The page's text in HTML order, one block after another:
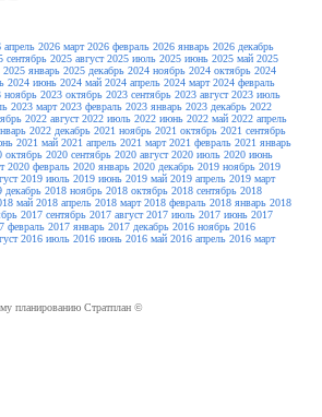
апрель 2026 март 2026 февраль 2026 январь 2026 декабрь
сентябрь 2025 август 2025 июль 2025 июнь 2025 май 2025
2025 январь 2025 декабрь 2024 ноябрь 2024 октябрь 2024
2024 июнь 2024 май 2024 апрель 2024 март 2024 февраль
ноябрь 2023 октябрь 2023 сентябрь 2023 август 2023 июль
2023 март 2023 февраль 2023 январь 2023 декабрь 2022
2022 август 2022 июль 2022 июнь 2022 май 2022 апрель
2022 декабрь 2021 ноябрь 2021 октябрь 2021 сентябрь
2021 май 2021 апрель 2021 март 2021 февраль 2021 январь
октябрь 2020 сентябрь 2020 август 2020 июль 2020 июнь
2020 февраль 2020 январь 2020 декабрь 2019 ноябрь 2019
2019 июль 2019 июнь 2019 май 2019 апрель 2019 март
декабрь 2018 ноябрь 2018 октябрь 2018 сентябрь 2018
май 2018 апрель 2018 март 2018 февраль 2018 январь 2018
2017 сентябрь 2017 август 2017 июль 2017 июнь 2017
февраль 2017 январь 2017 декабрь 2016 ноябрь 2016
2016 июль 2016 июнь 2016 май 2016 апрель 2016 март
планированию Стратплан ©